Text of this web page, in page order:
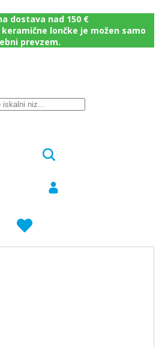
dostava nad 150 €
lončke je možen samo
prevzem.